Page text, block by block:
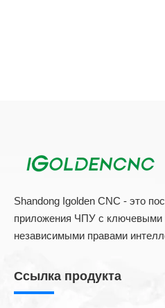
Shandong Igolden CNC - это
приложения ЧПУ с ключевыми
независимыми правами
Ссылка продукта